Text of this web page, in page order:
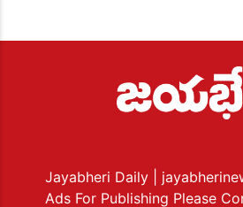
Jayabheri Daily
|
Ads For Publishing Please